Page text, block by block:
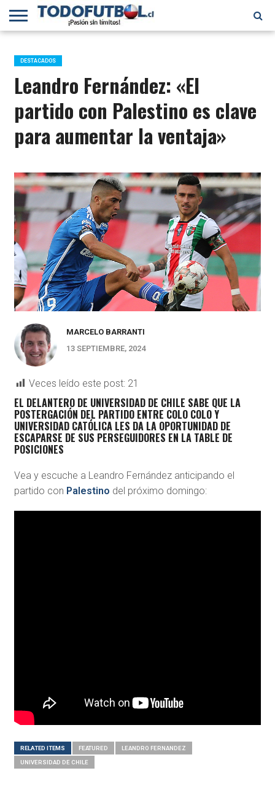
PRIMERA
B
SELECCIÓN
CHILENA
CHILENOS
EN EL
MUNDO
FÚTBOL
INTERNACIONAL
DESTACADOS
Leandro Fernández: «El
partido con Palestino es clave
para aumentar la ventaja»
MARCELO BARRANTI
13 SEPTIEMBRE, 2024
Veces leído este post: 21
EL DELANTERO DE UNIVERSIDAD DE CHILE SABE QUE LA
POSTERGACIÓN DEL PARTIDO ENTRE COLO COLO Y
UNIVERSIDAD CATÓLICA LES DA LA OPORTUNIDAD DE
ESCAPARSE DE SUS PERSEGUIDORES EN LA TABLE DE
POSICIONES
Vea y escuche a Leandro Fernández anticipando el
partido con Palestino del próximo domingo:
RELATED ITEMS FEATURED LEANDRO FERNANDEZ
UNIVERSIDAD DE CHILE